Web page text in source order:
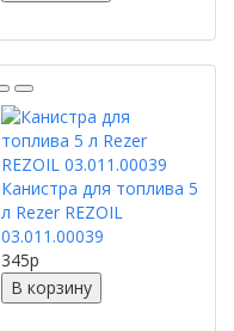
Канистра для топлива 5
л Rezer REZOIL
03.011.00039
345p
В корзину